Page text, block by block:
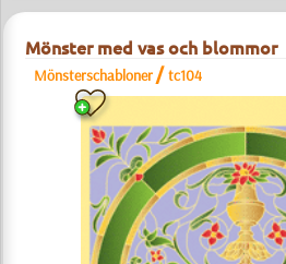
Mönster med vas och blommor
Mönsterschabloner /tc104